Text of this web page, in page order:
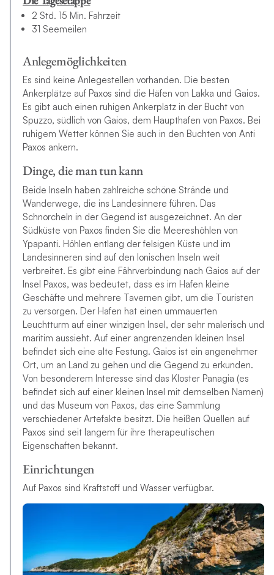
2 Std. 15 Min. Fahrzeit
31 Seemeilen
Anlegemöglichkeiten
Es sind keine Anlegestellen vorhanden. Die besten
Ankerplätze auf Paxos sind die Häfen von Lakka und Gaios.
Es gibt auch einen ruhigen Ankerplatz in der Bucht von
Spuzzo, südlich von Gaios, dem Haupthafen von Paxos. Bei
ruhigem Wetter können Sie auch in den Buchten von Anti
Paxos ankern.
Dinge, die man tun kann
Beide Inseln haben zahlreiche schöne Strände und
Wanderwege, die ins Landesinnere führen. Das
Schnorcheln in der Gegend ist ausgezeichnet. An der
Südküste von Paxos finden Sie die Meereshöhlen von
Ypapanti. Höhlen entlang der felsigen Küste und im
Landesinneren sind auf den Ionischen Inseln weit
verbreitet. Es gibt eine Fährverbindung nach Gaios auf der
Insel Paxos, was bedeutet, dass es im Hafen kleine
Geschäfte und mehrere Tavernen gibt, um die Touristen
zu versorgen. Der Hafen hat einen ummauerten
Leuchtturm auf einer winzigen Insel, der sehr malerisch und
maritim aussieht. Auf einer angrenzenden kleinen Insel
befindet sich eine alte Festung. Gaios ist ein angenehmer
Ort, um an Land zu gehen und die Gegend zu erkunden.
Von besonderem Interesse sind das Kloster Panagia (es
befindet sich auf einer kleinen Insel mit demselben Namen)
und das Museum von Paxos, das eine Sammlung
verschiedener Artefakte besitzt. Die heißen Quellen auf
Paxos sind seit langem für ihre therapeutischen
Eigenschaften bekannt.
Einrichtungen
Auf Paxos sind Kraftstoff und Wasser verfügbar.